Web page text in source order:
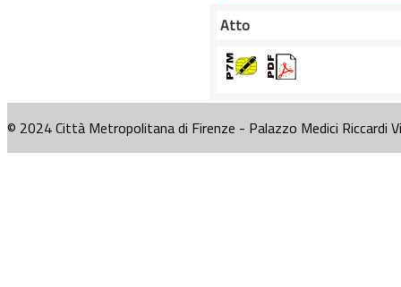
Atto
© 2024 Città Metropolitana di Firenze - Palazzo Medici Riccardi